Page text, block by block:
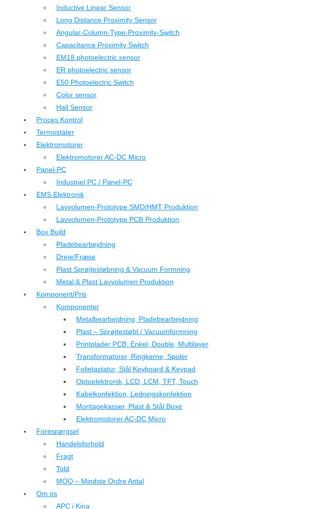
Inductive Linear Sensor
Long Distance Proximity Sensor
Angular-Column-Type-Proximity-Switch
Capacitance Proximity Switch
EM18 photoelectric sensor
ER photoelectric sensor
E50 Photoelectric Switch
Color sensor
Hall Sensor
Proces Kontrol
Termostater
Elektromotorer
Elektromotorer AC-DC Micro
Panel-PC
Industriel PC / Panel-PC
EMS Elektronik
Lavvolumen-Prototype SMD/HMT Produktion
Lavvolumen-Prototype PCB Produktion
Box Build
Pladebearbejdning
Dreje/Fræse
Plast Sprøjtestøbning & Vacuum Formning
Metal & Plast Lavvolumen Produktion
Komponent/Pris
Komponenter
Metalbearbejdning, Pladebearbejdning
Plast – Sprøjtestøbt / Vacuumformning
Printplader PCB. Enkel, Double, Multilayer
Transformatorer, Ringkerne, Spoler
Folietastatur, Stål Keyboard & Keypad
Optoelektronik, LCD, LCM, TFT, Touch
Kabelkonfektion, Ledningskonfektion
Montagekasser, Plast & Stål Boxe
Elektromotorer AC-DC Micro
Forespørgsel
Handelsforhold
Fragt
Told
MOQ – Mindste Ordre Antal
Om os
APC i Kina